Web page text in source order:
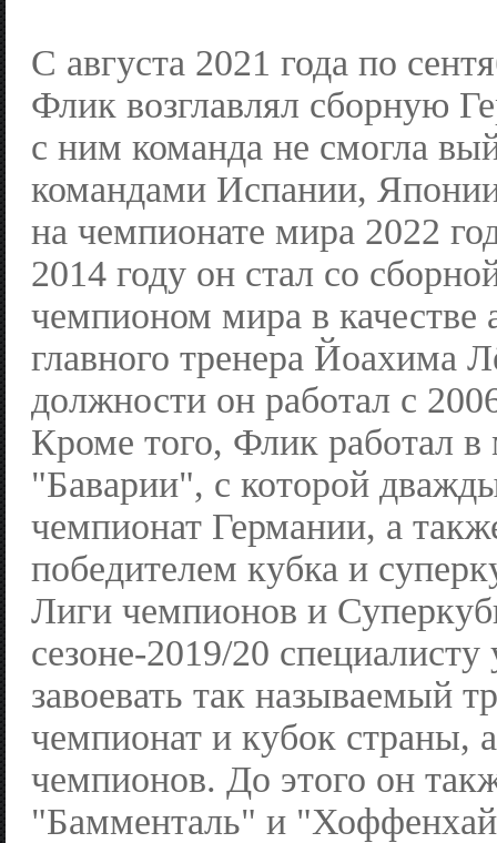
С августа 2021 года по
Флик возглавлял сборную
с ним команда не смогла
командами Испании,
на чемпионате мира 2022
2014 году он стал со
чемпионом мира в качестве
главного тренера Йоахима
должности он работал с
Кроме того, Флик работал
"Баварии", с которой
чемпионат Германии, а
победителем кубка и
Лиги чемпионов и
сезоне-2019/20 специалисту
завоевать так называемый
чемпионат и кубок страны,
чемпионов. До этого он
"Бамменталь" и